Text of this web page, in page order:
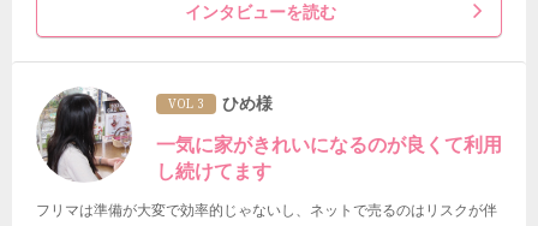
インタビューを読む
VOL 3 ひめ様
一気に家がきれいになるのが良くて利用
し続けてます
フリマは準備が大変で効率的じゃないし、ネットで売るのはリスクが伴